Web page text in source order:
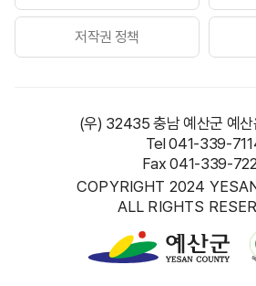
저작권 정책
(우) 32435 충남 예산군 예
Tel 041-339-
Fax 041-339-
COPYRIGHT 2024
ALL RIGHTS